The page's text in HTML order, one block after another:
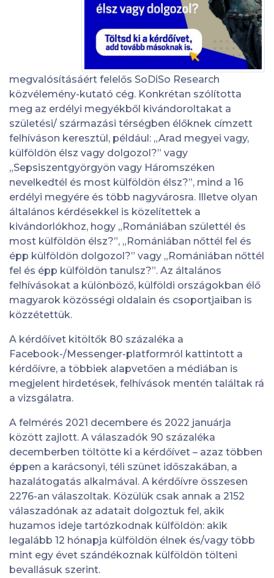
megvalósításáért felelős SoDiSo Research
közvélemény-kutató cég. Konkrétan szólította
meg az erdélyi megyékből kivándoroltakat a
születési/ származási térségben élőknek címzett
felhíváson keresztül, például: „Arad megyei vagy,
külföldön élsz vagy dolgozol?” vagy
„Sepsiszentgyörgyön vagy Háromszéken
nevelkedtél és most külföldön élsz?”, mind a 16
erdélyi megyére és több nagyvárosra. Illetve olyan
általános kérdésekkel is közelítettek a
kivándorlókhoz, hogy „Romániában születtél és
most külföldön élsz?”, „Romániában nőttél fel és
épp külföldön dolgozol?” vagy „Romániában nőttél
fel és épp külföldön tanulsz?”. Az általános
felhívásokat a különböző, külföldi országokban élő
magyarok közösségi oldalain és csoportjaiban is
közzétettük.
A kérdőívet kitöltők 80 százaléka a
Facebook-/Messenger-platformról kattintott a
kérdőívre, a többiek alapvetően a médiában is
megjelent hirdetések, felhívások mentén találtak rá
a vizsgálatra.
A felmérés 2021 decembere és 2022 januárja
között zajlott. A válaszadók 90 százaléka
decemberben töltötte ki a kérdőívet – azaz többen
éppen a karácsonyi, téli szünet időszakában, a
hazalátogatás alkalmával. A kérdőívre összesen
2276-an válaszoltak. Közülük csak annak a 2152
válaszadónak az adatait dolgoztuk fel, akik
huzamos ideje tartózkodnak külföldön: akik
legalább 12 hónapja külföldön élnek és/vagy több
mint egy évet szándékoznak külföldön tölteni
bevallásuk szerint.